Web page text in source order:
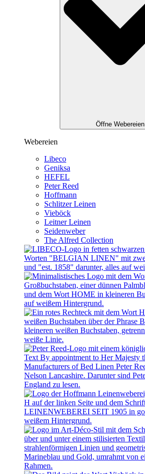
Öffne Webereien
Webereien
Libeco
Geniksa
HEFEL
Peter Reed
Hoffmann
Schlitzer Leinen
Vieböck
Leitner Leinen
Seidenweber
The Alfred Collection